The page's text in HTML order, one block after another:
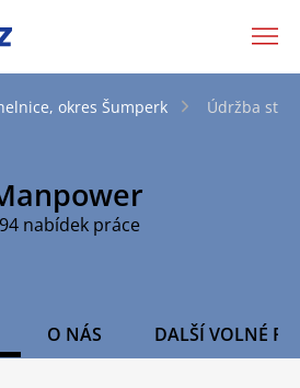
okres Šumperk Údržba
nabídek práce
O NÁS DALŠÍ VOLNÉ